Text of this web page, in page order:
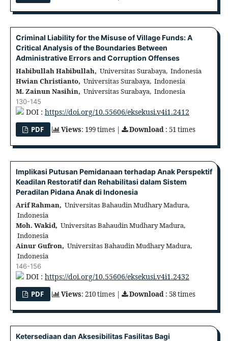
Criminal Liability for the Misuse of Village Funds: A
Critical Analysis of the Boundaries Between
Administrative Errors and Corruption Offenses
Habibullah Habibullah, Universitas Surabaya, Indonesia
Hwian Christianto, Universitas Surabaya, Indonesia
M. Zainun Nasihin, Universitas Surabaya, Indonesia
130-145
DOI : https://doi.org/10.55606/eksekusi.v4i1.2412
PDF Views: 199 times | Download : 51 times
Implikasi Putusan Pemidanaan terhadap Anak Perspektif
Keadilan Restoratif dan Rehabilitasi dalam Sistem
Peradilan Pidana Anak di Indonesia
Arif Rahman, Universitas Bahaudin Mudhary Madura,
Indonesia
Moh. Wakid, Universitas Bahaudin Mudhary Madura,
Indonesia
Ainur Gufron, Universitas Bahaudin Mudhary Madura,
Indonesia
146-156
DOI : https://doi.org/10.55606/eksekusi.v4i1.2432
PDF Views: 210 times | Download : 58 times
Ketersediaan dan Aksesibilitas Fasilitas Bagi